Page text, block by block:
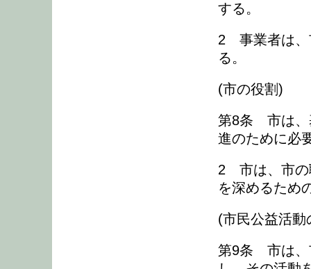
する。
2 事業者は、
る。
(市の役割)
第8条 市は、
進のために必
2 市は、市の
を深めるため
(市民公益活
第9条 市は、